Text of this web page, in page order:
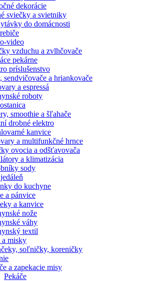
dekorácie
sviečky a svietniky
do domácnosti
video
vzduchu a zvlhčovače
pekárne
príslušenstvo
sendvičovače a hriankovače
a espressá
roboty
smoothie a šľahače
drobné elektro
kanvice
a multifunkčné hrnce
ovocia a odšťavovača
a klimatizácia
sody
do kuchyne
a pánvice
a kanvice
nože
váhy
textil
misky
soľničky, koreničky
a zapekacie misy
Pekáče